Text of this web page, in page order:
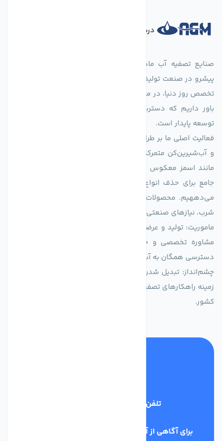
درباره فروشگاه
پیشرو در صنعت تولید تجهیزات تصفیه آب، با تکیه بر دانش فنی و
تخصص روز دنیا، در مسیر تأمین آب سالم و پایدار گام برمی‌دارد. ما
باور داریم که دسترسی به آب پاک، یک حق اساسی و زیربنای
توسعه پایدار است.
فعالیت اصلی ما بر طراحی و تولید سیستم‌های پیشرفته تصفیه آب
و آب‌شیرین‌کن متمرکز است. ما با بهره‌گیری از فناوری‌های نوین
جامع برای حذف انواع آلاینده‌ها، املاح و نمک از منابع آبی ارائه
می‌دههیم. محصولات ما برای مصارف متنوعی از جمله تأمین آب
شرب، نیازهای صنعتی و کشاورزی طراحی و بهینه‌سازی شده‌اند.
ماموریت: تولید و عرضه محصولاتی با بالاترین استاندارد کیفی، ارائه
مشاوره تخصصی و خدمات پس از فروش مطمئن برای تضمین
دسترسی همگان به آب پاک و سالم.
چشم‌انداز: تبدیل شدن به انتخاب اول صنایع و مصرف‌کنندگان در
زمینه راهکارهای تصفیه آب و ایفای نقشی کلیدی در حفظ منابع آبی
کشور.
تلفن پشتیبانی
برای آگاهی از آخرین اخبار در خبرنامه ما عضو شوید